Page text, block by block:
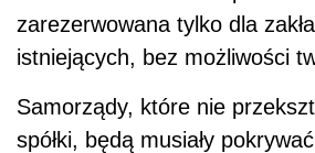
zarezerwowana tylko dla
istniejących, bez możliwości
Samorządy, które nie
spółki, będą musiały